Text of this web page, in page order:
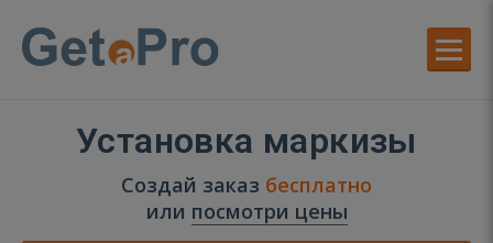
Установка маркизы
Создай заказ бесплатно
или посмотри цены